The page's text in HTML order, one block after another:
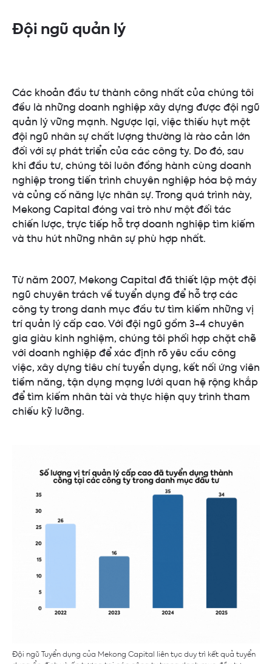
Đội ngũ quản lý
Các khoản đầu tư thành công nhất của chúng tôi
đều là những doanh nghiệp xây dựng được đội ngũ
quản lý vững mạnh. Ngược lại, việc thiếu hụt một
đội ngũ nhân sự chất lượng thường là rào cản lớn
đối với sự phát triển của các công ty. Do đó, sau
khi đầu tư, chúng tôi luôn đồng hành cùng doanh
nghiệp trong tiến trình chuyên nghiệp hóa bộ máy
và củng cố năng lực nhân sự. Trong quá trình này,
Mekong Capital đóng vai trò như một đối tác
chiến lược, trực tiếp hỗ trợ doanh nghiệp tìm kiếm
và thu hút những nhân sự phù hợp nhất.
Từ năm 2007, Mekong Capital đã thiết lập một đội
ngũ chuyên trách về tuyển dụng để hỗ trợ các
công ty trong danh mục đầu tư tìm kiếm những vị
trí quản lý cấp cao. Với đội ngũ gồm 3-4 chuyên
gia giàu kinh nghiệm, chúng tôi phối hợp chặt chẽ
với doanh nghiệp để xác định rõ yêu cầu công
việc, xây dựng tiêu chí tuyển dụng, kết nối ứng viên
tiềm năng, tận dụng mạng lưới quan hệ rộng khắp
để tìm kiếm nhân tài và thực hiện quy trình tham
chiếu kỹ lưỡng.
Đội ngũ Tuyển dụng của Mekong Capital liên tục duy trì kết quả tuyển